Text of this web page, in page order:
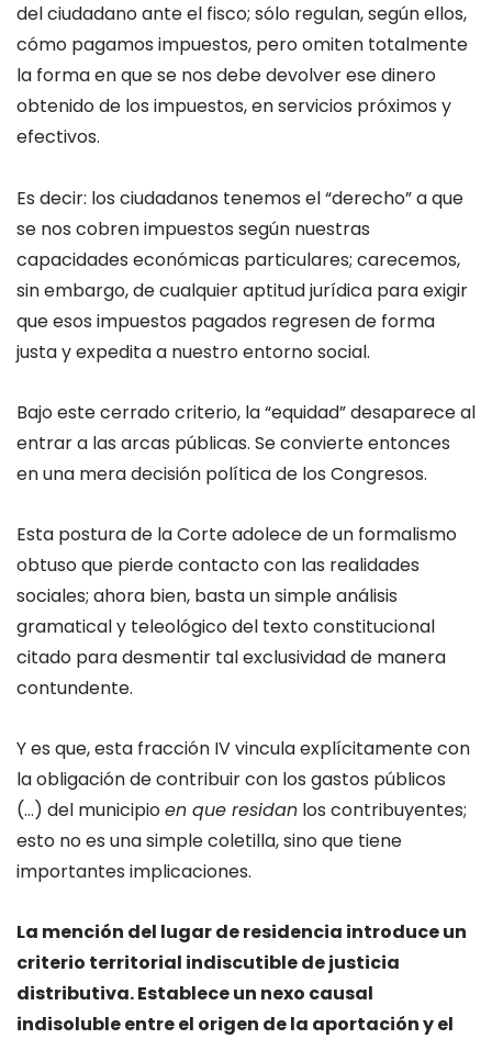
del ciudadano ante el fisco; sólo regulan, según ellos,
cómo pagamos impuestos, pero omiten totalmente
la forma en que se nos debe devolver ese dinero
obtenido de los impuestos, en servicios próximos y
efectivos.
Es decir: los ciudadanos tenemos el “derecho” a que
se nos cobren impuestos según nuestras
capacidades económicas particulares; carecemos,
sin embargo, de cualquier aptitud jurídica para exigir
que esos impuestos pagados regresen de forma
justa y expedita a nuestro entorno social.
Bajo este cerrado criterio, la “equidad” desaparece al
entrar a las arcas públicas. Se convierte entonces
en una mera decisión política de los Congresos.
Esta postura de la Corte adolece de un formalismo
obtuso que pierde contacto con las realidades
sociales; ahora bien, basta un simple análisis
gramatical y teleológico del texto constitucional
citado para desmentir tal exclusividad de manera
contundente.
Y es que, esta fracción IV vincula explícitamente con
la obligación de contribuir con los gastos públicos
(…) del municipioen que residan los contribuyentes;
esto no es una simple coletilla, sino que tiene
importantes implicaciones.
La mención del lugar de residencia introduce un
criterio territorial indiscutible de justicia
distributiva. Establece un nexo causal
indisoluble entre el origen de la aportación y el